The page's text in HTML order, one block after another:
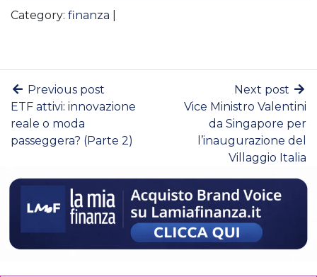
Category: finanza
Previous post
ETF attivi: innovazione
reale o moda
passeggera? (Parte 2)
Next post
Vice Ministro Valentini
da Singapore per
l’inaugurazione del
Villaggio Italia